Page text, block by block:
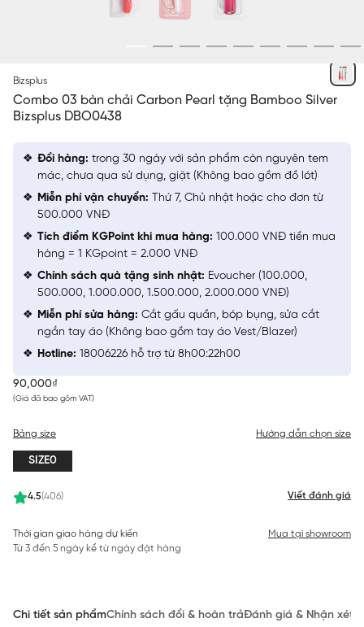
Bizsplus
Combo 03 bàn chải Carbon Pearl tặng Bamboo Silver
Bizsplus DBO0438
90,000₫
(Giá đã bao gồm VAT)
4.5(406) Viết đánh giá
Bảng size Hướng dẫn chọn size
SIZE0
Thời gian giao hàng dự kiến
Từ 3 đến 5 ngày kể từ ngày đặt hàng
Mua tại showroom
Đổi hàng: trong 30 ngày với sản phẩm còn nguyên tem
mác, chưa qua sử dụng, giặt (Không bao gồm đồ lót)
Miễn phí vận chuyển: Thứ 7, Chủ nhật hoặc cho đơn từ
500.000 VNĐ
Tích điểm KGPoint khi mua hàng: 100.000 VNĐ tiền mua
hàng = 1 KGpoint = 2.000 VNĐ
Chính sách quà tặng sinh nhật: Evoucher (100.000,
500.000, 1.000.000, 1.500.000, 2.000.000 VNĐ)
Miễn phí sửa hàng: Cắt gấu quần, bóp bụng, sửa cắt
ngắn tay áo (Không bao gồm tay áo Vest/Blazer)
Hotline: 18006226 hỗ trợ từ 8h00:22h00
Chi tiết sản phẩmChính sách đổi & hoàn trảĐánh giá & Nhận xét